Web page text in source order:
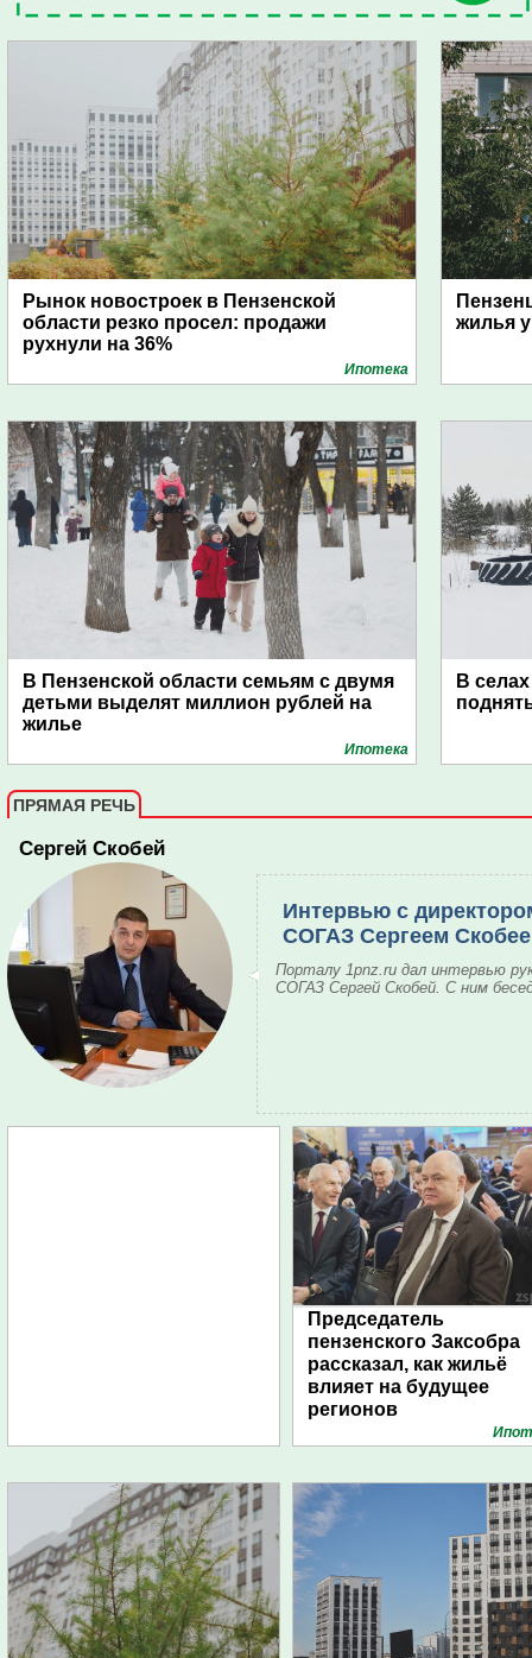
Рынок новостроек в Пензенской
области резко просел: продажи
рухнули на 36%
Ипотека
жилья
В Пензенской области семьям с двумя
детьми выделят миллион рублей на
жилье
Ипотека
В
ПРЯМАЯ РЕЧЬ
Сергей Скобей
Интервью с
СОГАЗ Сергеем
Порталу 1pnz.ru дал интервью
СОГАЗ Сергей Скобей. С ним
Председатель
пензенского Заксобра
рассказал, как жильё
влияет на будущее
регионов